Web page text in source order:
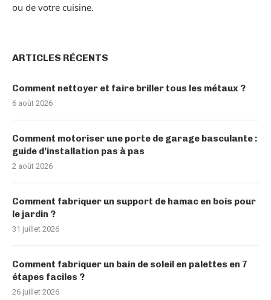
ou de votre cuisine.
ARTICLES RÉCENTS
Comment nettoyer et faire briller tous les métaux ?
6 août 2026
Comment motoriser une porte de garage basculante :
guide d’installation pas à pas
2 août 2026
Comment fabriquer un support de hamac en bois pour
le jardin ?
31 juillet 2026
Comment fabriquer un bain de soleil en palettes en 7
étapes faciles ?
26 juillet 2026